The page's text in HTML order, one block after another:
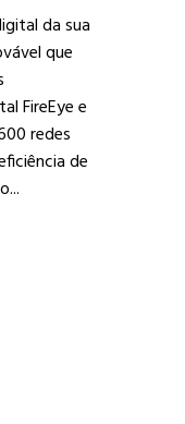
da sua
que
FireEye e
redes
de